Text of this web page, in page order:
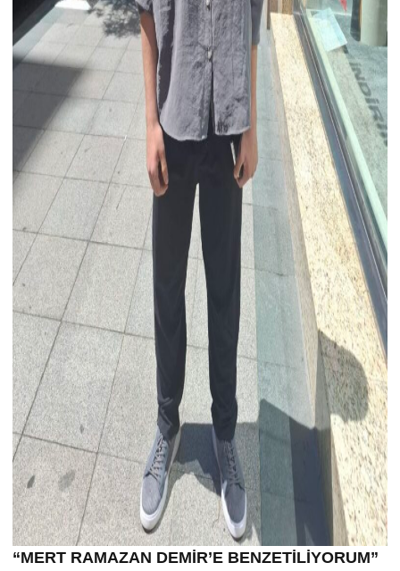
“MERT RAMAZAN DEMİR’E BENZETİLİYORUM”